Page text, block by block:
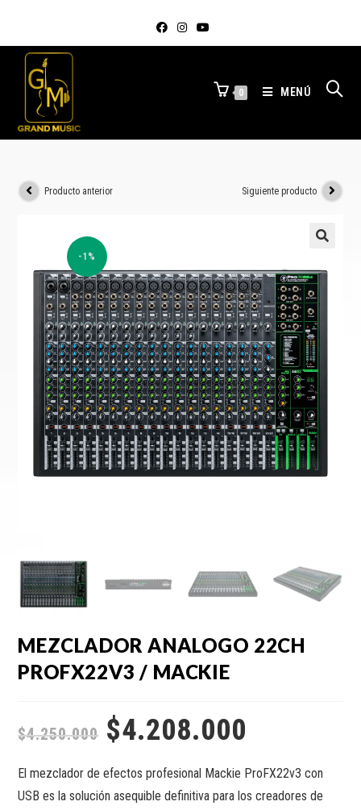
0 MENÚ
-1%
Producto anterior Siguiente producto
MEZCLADOR ANALOGO 22CH
PROFX22V3 / MACKIE
$4.250.000 $4.208.000
El mezclador de efectos profesional Mackie ProFX22v3 con
USB es la solución asequible definitiva para los creadores de